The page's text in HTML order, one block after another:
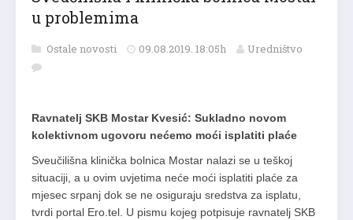
u problemima
Ostale novosti 09.08.2019. 18:05h Uredništvo
Ravnatelj SKB Mostar Kvesić: Sukladno novom
kolektivnom ugovoru nećemo moći isplatiti plaće
Sveučilišna klinička bolnica Mostar nalazi se u teškoj
situaciji, a u ovim uvjetima neće moći isplatiti plaće za
mjesec srpanj dok se ne osiguraju sredstva za isplatu,
tvrdi portal Ero.tel. U pismu kojeg potpisuje ravnatelj SKB